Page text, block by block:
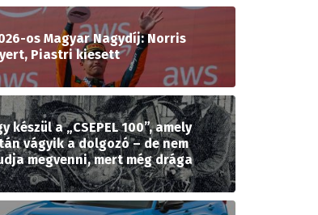
os Magyar Nagydíj: Norris
Piastri kiesett
készül a „CSEPEL 100”, amely
vágyik a dolgozó – de nem
megvenni, mert még drága